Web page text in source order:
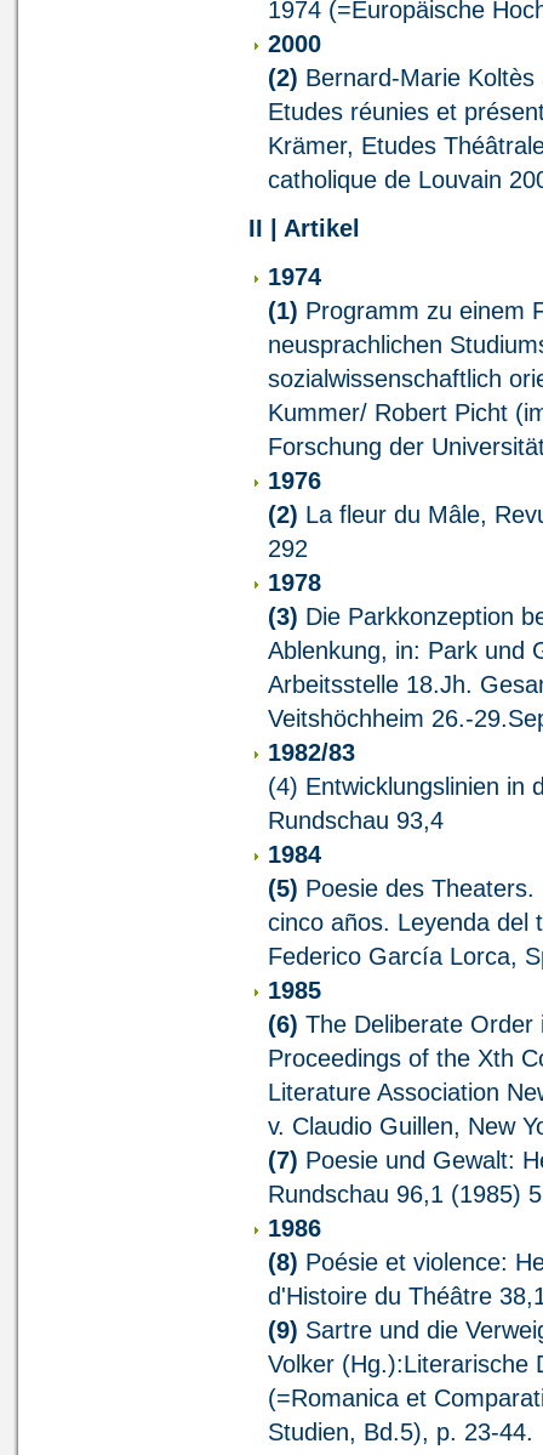
1974 (=Europäische
2000
(2) Bernard-Marie
Etudes réunies et
Krämer, Etudes
catholique de Louvain
II | Artikel
1974
(1) Programm zu einem
neusprachlichen
sozialwissenschaftlich
Kummer/ Robert Picht
Forschung der
1976
(2) La fleur du Mâle,
292
1978
(3) Die Parkkonzeption
Ablenkung, in: Park und
Arbeitsstelle 18.Jh.
Veitshöchheim 26.-
1982/83
(4) Entwicklungslinien in
Rundschau 93,4
1984
(5) Poesie des
cinco años. Leyenda del
Federico García Lorca,
1985
(6) The Deliberate
Proceedings of the Xth
Literature Association
v. Claudio Guillen, New
(7) Poesie und Gewalt:
Rundschau 96,1 (1985)
1986
(8) Poésie et violence:
d'Histoire du Théâtre
(9) Sartre und die
Volker (Hg.):Literarische
(=Romanica et
Studien, Bd.5), p. 23-44.